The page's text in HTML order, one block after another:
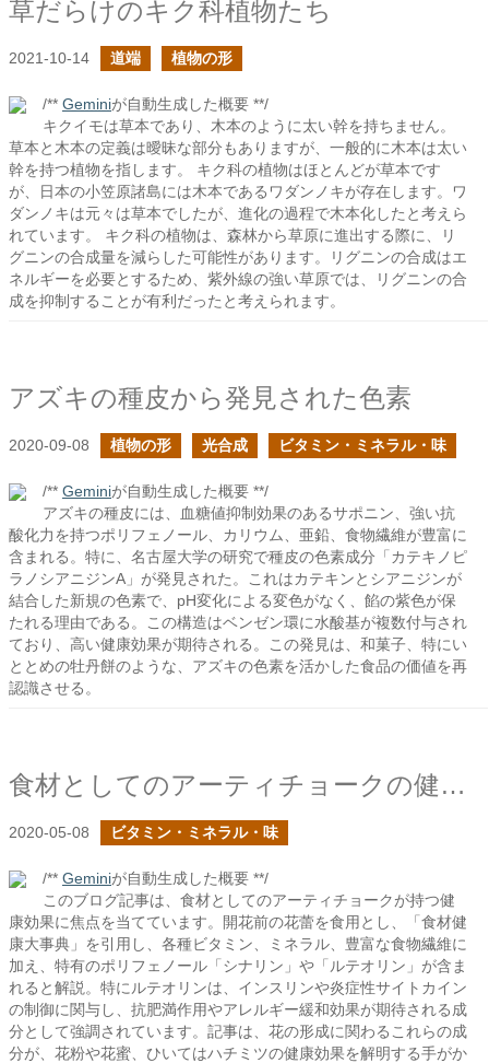
草だらけのキク科植物たち
2021-10-14 道端 植物の形
/** Geminiが自動生成した概要 **/
キクイモは草本であり、木本のように太い幹を持ちません。
草本と木本の定義は曖昧な部分もありますが、一般的に木本は太い
幹を持つ植物を指します。 キク科の植物はほとんどが草本です
が、日本の小笠原諸島には木本であるワダンノキが存在します。ワ
ダンノキは元々は草本でしたが、進化の過程で木本化したと考えら
れています。 キク科の植物は、森林から草原に進出する際に、リ
グニンの合成量を減らした可能性があります。リグニンの合成はエ
ネルギーを必要とするため、紫外線の強い草原では、リグニンの合
成を抑制することが有利だったと考えられます。
アズキの種皮から発見された色素
2020-09-08 植物の形 光合成 ビタミン・ミネラル・味
/** Geminiが自動生成した概要 **/
アズキの種皮には、血糖値抑制効果のあるサポニン、強い抗
酸化力を持つポリフェノール、カリウム、亜鉛、食物繊維が豊富に
含まれる。特に、名古屋大学の研究で種皮の色素成分「カテキノピ
ラノシアニジンA」が発見された。これはカテキンとシアニジンが
結合した新規の色素で、pH変化による変色がなく、餡の紫色が保
たれる理由である。この構造はベンゼン環に水酸基が複数付与され
ており、高い健康効果が期待される。この発見は、和菓子、特にい
ととめの牡丹餅のような、アズキの色素を活かした食品の価値を再
認識させる。
食材としてのアーティチョークの健康効果に迫る
2020-05-08 ビタミン・ミネラル・味
/** Geminiが自動生成した概要 **/
このブログ記事は、食材としてのアーティチョークが持つ健
康効果に焦点を当てています。開花前の花蕾を食用とし、「食材健
康大事典」を引用し、各種ビタミン、ミネラル、豊富な食物繊維に
加え、特有のポリフェノール「シナリン」や「ルテオリン」が含ま
れると解説。特にルテオリンは、インスリンや炎症性サイトカイン
の制御に関与し、抗肥満作用やアレルギー緩和効果が期待される成
分として強調されています。記事は、花の形成に関わるこれらの成
分が、花粉や花蜜、ひいてはハチミツの健康効果を解明する手がか